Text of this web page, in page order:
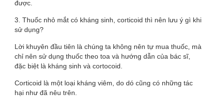
được.
3. Thuốc nhỏ mắt có kháng sinh, corticoid thì nên lưu ý gì khi
sử dụng?
Lời khuyên đầu tiên là chúng ta không nên tự mua thuốc, mà
chỉ nên sử dụng thuốc theo toa và hướng dẫn của bác sĩ,
đặc biệt là kháng sinh và cortocoid.
Corticoid là một loại kháng viêm, do dó cũng có những tác
hại như đã nêu trên.